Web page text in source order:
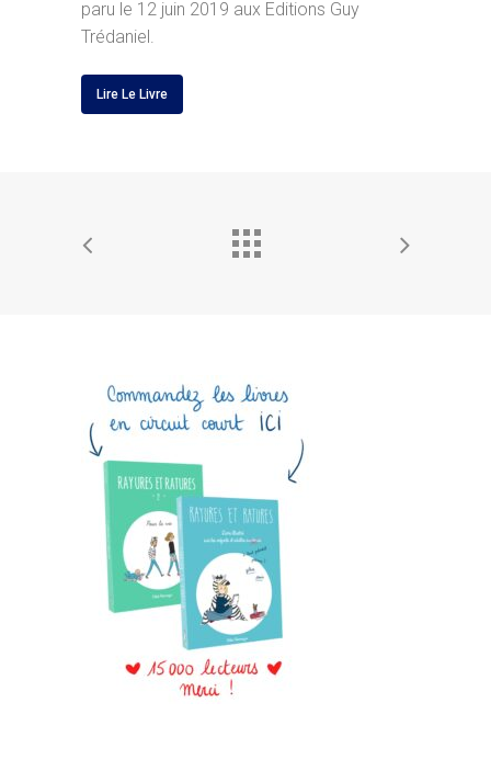
paru le 12 juin 2019 aux Editions Guy
Trédaniel.
Lire Le Livre